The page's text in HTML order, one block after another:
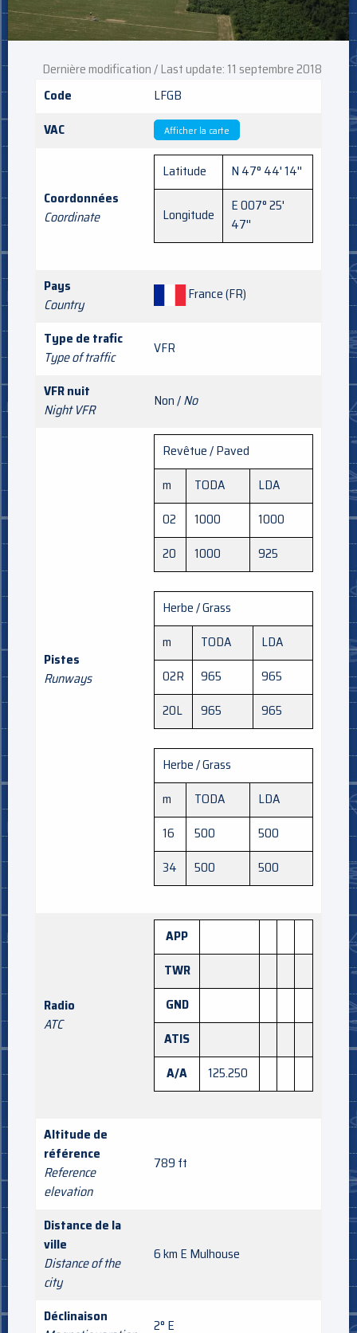
Dernière modification / Last update: 11 septembre 2018
Code
LFGB
VAC
Afficher la carte
Coordonnées
Coordinate
Latitude N 47° 44' 14''
Longitude
E 007° 25'
47''
Pays
Country
France (FR)
Type de trafic
Type of traffic
VFR
VFR nuit
Night VFR
Non /No
Pistes
Runways
Revêtue / Paved
m
TODA
LDA
02
1000
1000
20
1000 925
Herbe / Grass
m
TODA
LDA
02R
965
965
20L
965 965
Herbe / Grass
m
TODA
LDA
16
500
500
34
500 500
Radio
ATC
APP
TWR
GND
ATIS
A/A
125.250
Altitude de
référence
Reference
elevation
789 ft
Distance de la
ville
Distance of the
city
6 km E Mulhouse
Déclinaison
2° E